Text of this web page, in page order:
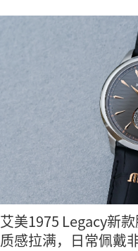
艾美1975 Legacy新
质感拉满，日常佩戴